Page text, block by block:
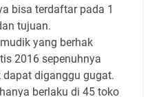
bisa terdaftar pada 1
tujuan.
yang berhak
2016 sepenuhnya
diganggu gugat.
berlaku di 45 toko